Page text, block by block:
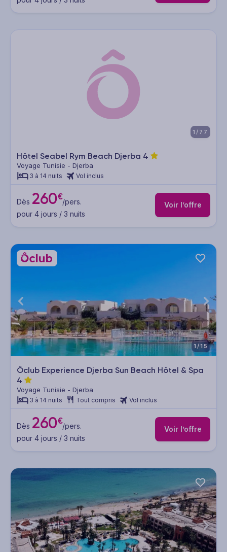
1/77
Hôtel Seabel Rym Beach Djerba 4
Voyage Tunisie - Djerba
3 à 14 nuits Vol inclus
Dès 260€/pers.
pour 4 jours / 3 nuits
Voir l’offre
1/15
Ôclub Experience Djerba Sun Beach Hôtel & Spa
4
Voyage Tunisie - Djerba
3 à 14 nuits Tout compris Vol inclus
Dès 260€/pers.
pour 4 jours / 3 nuits
Voir l’offre